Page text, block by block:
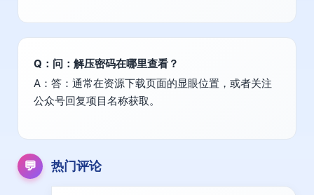
Q：问：解压密码在哪里查看？
A：答：通常在资源下载页面的显眼位置，或者关注
公众号回复项目名称获取。
💬 热门评论